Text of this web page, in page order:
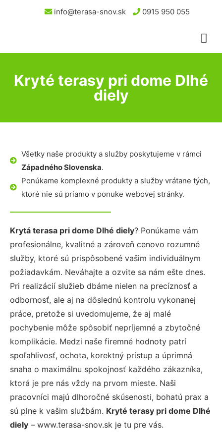
info@terasa-snov.sk 0915 950 055
Kryté terasy pri dome Dlhé
diely
Všetky naše produkty a služby poskytujeme v rámci
Západného Slovenska.
Ponúkame komplexné produkty a služby vrátane tých,
ktoré nie sú priamo v ponuke webovej stránky.
Krytá terasa pri dome Dlhé diely? Ponúkame vám
profesionálne, kvalitné a zároveň cenovo rozumné
služby, ktoré sú prispôsobené vašim individuálnym
požiadavkám. Neváhajte a ozvite sa nám ešte dnes.
Pri realizácií služieb dbáme nielen na precíznosť a
odbornosť, ale aj na dôslednú kontrolu vykonanej
práce, pretože si uvedomujeme, že aj malé
pochybenie môže spôsobiť nepríjemné a zbytočné
komplikácie. Medzi naše firemné hodnoty patrí
spoľahlivosť, ochota, korektný prístup a úprimná
snaha o maximálnu spokojnosť každého zákazníka,
ktorá je pre nás vždy na prvom mieste. Naši
pracovníci majú dlhoročné skúsenosti, bohatú prax a
sú plne k vašim službám. Kryté terasy pri dome Dlhé
diely – www.terasa-snov.sk je tu pre vás.